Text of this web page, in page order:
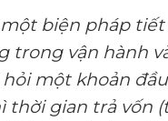
một biện pháp
trong vận hành
một khoản
thời gian trả vốn